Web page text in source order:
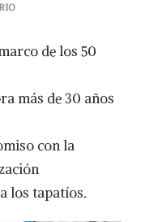
EN
SE
33
HISTORIA
EN
JALISCO
de los 50
más de 30 años
con la
los tapatíos.